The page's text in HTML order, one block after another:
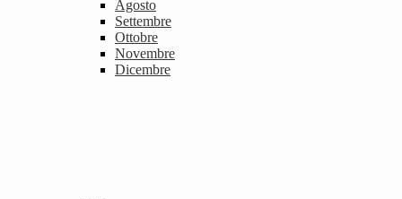
Agosto
Settembre
Ottobre
Novembre
Dicembre